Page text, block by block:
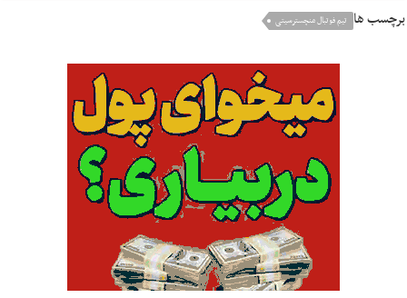
برچسب ها تیم فوتبال منچسترسیتی